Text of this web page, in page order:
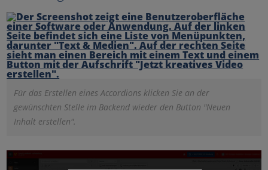
Für das Erstellen eines Accordions klicken Sie an der
gewünschten Stelle im Backend wieder den Button "Neuen
Inhalt erstellen".